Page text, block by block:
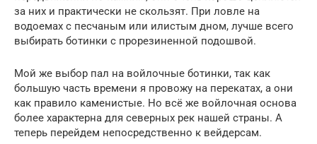
за них и практически не скользят. При ловле на
водоемах с песчаным или илистым дном, лучше всего
выбирать ботинки с прорезиненной подошвой.
Мой же выбор пал на войлочные ботинки, так как
большую часть времени я провожу на перекатах, а они
как правило каменистые. Но всё же войлочная основа
более характерна для северных рек нашей страны. А
теперь перейдем непосредственно к вейдерсам.